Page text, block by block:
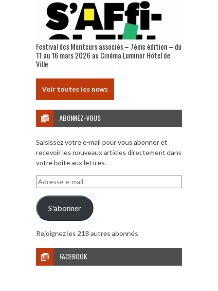
Festival des Monteurs associés – 7ème édition – du
11 au 16 mars 2026 au Cinéma Luminor Hôtel de
Ville
Voir toutes les news
ABONNEZ-VOUS
Saisissez votre e-mail pour vous abonner et
recevoir les nouveaux articles directement dans
votre boite aux lettres.
Adresse
e-
mail
S'abonner
Rejoignez les 218 autres abonnés
FACEBOOK